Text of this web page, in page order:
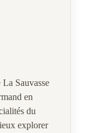
Sauvasse
en
du
explorer